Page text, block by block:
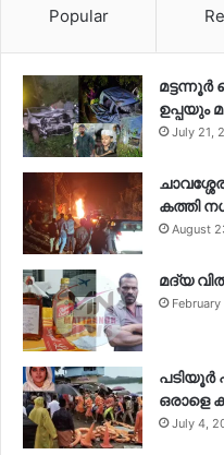
Popular
ഉപ്പയും
July 21,
കത്തി
August
മദ്യ
പടിയൂർ
ഒരാളെ
July 4,